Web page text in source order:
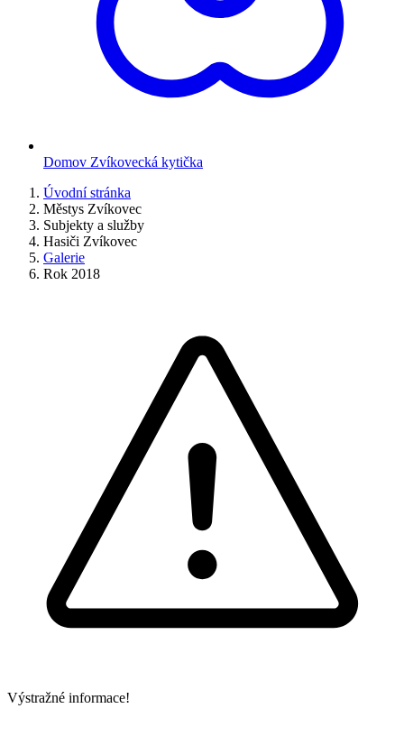
Domov Zvíkovecká kytička
Úvodní stránka
Městys Zvíkovec
Subjekty a služby
Hasiči Zvíkovec
Galerie
Rok 2018
Výstražné informace!